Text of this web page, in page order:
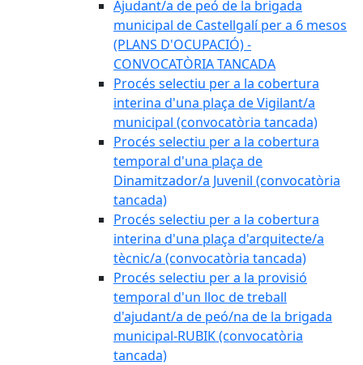
Ajudant/a de peó de la brigada
municipal de Castellgalí per a 6 mesos
(PLANS D'OCUPACIÓ) -
CONVOCATÒRIA TANCADA
Procés selectiu per a la cobertura
interina d'una plaça de Vigilant/a
municipal (convocatòria tancada)
Procés selectiu per a la cobertura
temporal d'una plaça de
Dinamitzador/a Juvenil (convocatòria
tancada)
Procés selectiu per a la cobertura
interina d'una plaça d'arquitecte/a
tècnic/a (convocatòria tancada)
Procés selectiu per a la provisió
temporal d'un lloc de treball
d'ajudant/a de peó/na de la brigada
municipal-RUBIK (convocatòria
tancada)